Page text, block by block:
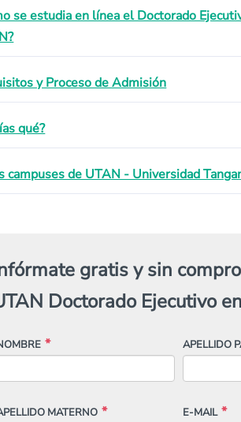
se estudia en línea el Doctorado
y Proceso de Admisión
qué?
campuses de UTAN - Universidad
gratis y sin
Doctorado Ejecutivo
APELLIDO
MATERNO E-MAIL